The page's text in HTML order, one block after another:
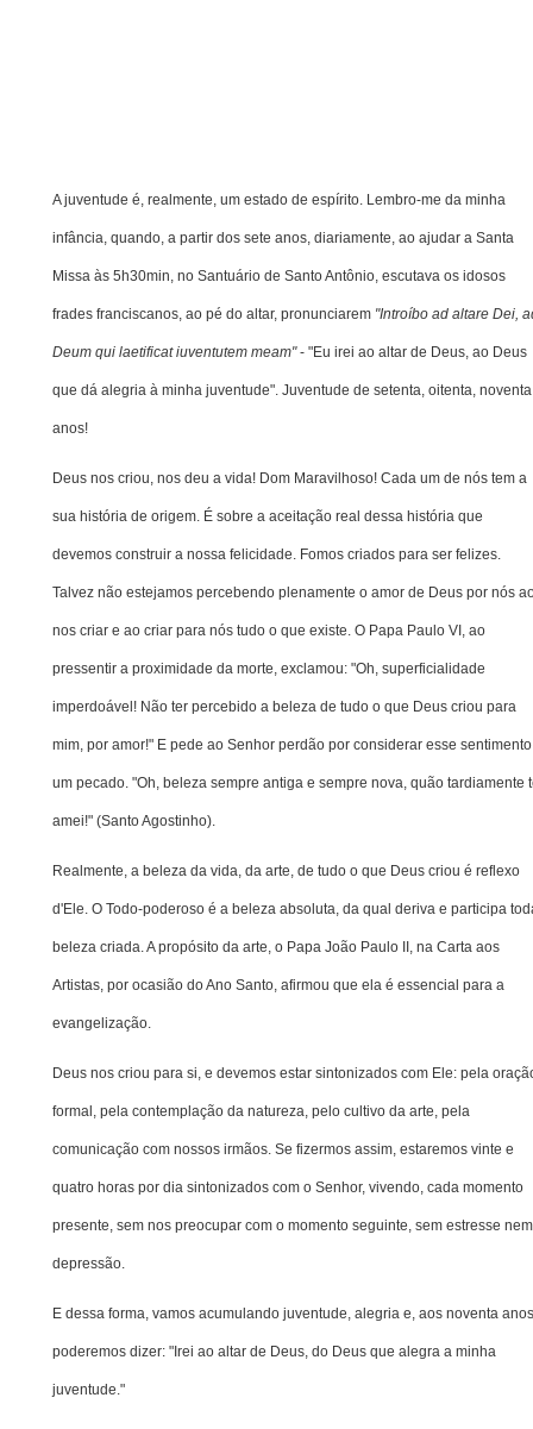
A juventude é, realmente, um estado de espírito. Lembro-me da minha
infância, quando, a partir dos sete anos, diariamente, ao ajudar a Santa
Missa às 5h30min, no Santuário de Santo Antônio, escutava os idosos
frades franciscanos, ao pé do altar, pronunciarem "Introíbo ad altare Dei,
Deum qui laetificat iuventutem meam"- "Eu irei ao altar de Deus, ao Deus
que dá alegria à minha juventude". Juventude de setenta, oitenta, noventa
anos!
Deus nos criou, nos deu a vida! Dom Maravilhoso! Cada um de nós tem a
sua história de origem. É sobre a aceitação real dessa história que
devemos construir a nossa felicidade. Fomos criados para ser felizes.
Talvez não estejamos percebendo plenamente o amor de Deus por nós
nos criar e ao criar para nós tudo o que existe. O Papa Paulo VI, ao
pressentir a proximidade da morte, exclamou: "Oh, superficialidade
imperdoável! Não ter percebido a beleza de tudo o que Deus criou para
mim, por amor!" E pede ao Senhor perdão por considerar esse sentimento
um pecado. "Oh, beleza sempre antiga e sempre nova, quão tardiamente
amei!" (Santo Agostinho).
Realmente, a beleza da vida, da arte, de tudo o que Deus criou é reflexo
d'Ele. O Todo-poderoso é a beleza absoluta, da qual deriva e participa
beleza criada. A propósito da arte, o Papa João Paulo II, na Carta aos
Artistas, por ocasião do Ano Santo, afirmou que ela é essencial para a
evangelização.
Deus nos criou para si, e devemos estar sintonizados com Ele: pela
formal, pela contemplação da natureza, pelo cultivo da arte, pela
comunicação com nossos irmãos. Se fizermos assim, estaremos vinte e
quatro horas por dia sintonizados com o Senhor, vivendo, cada momento
presente, sem nos preocupar com o momento seguinte, sem estresse nem
depressão.
E dessa forma, vamos acumulando juventude, alegria e, aos noventa
poderemos dizer: "Irei ao altar de Deus, do Deus que alegra a minha
juventude."